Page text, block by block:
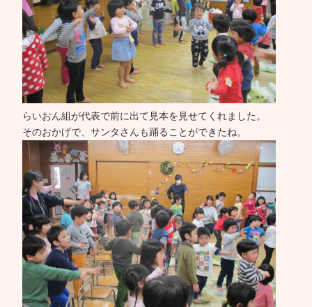
らいおん組が代表で前に出て見本を見せてくれました。
そのおかげで、サンタさんも踊ることができたね。